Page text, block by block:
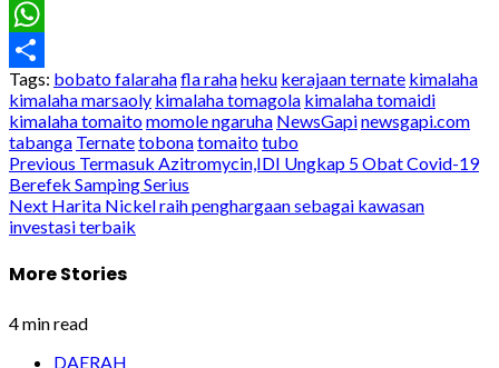
Email
WhatsApp
Share
Tags: bobato falarahafla rahaheku kerajaan ternate kimalaha
kimalaha marsaoly kimalaha tomagola kimalaha tomaidi
kimalaha tomaitomomole ngaruha NewsGapinewsgapi.com
tabanga Ternatetobonatomaitotubo
Post
navigation
Previous Termasuk Azitromycin,IDI Ungkap 5 Obat Covid-19
Berefek Samping Serius
Next Harita Nickel raih penghargaan sebagai kawasan
investasi terbaik
More Stories
4 min read
DAERAH